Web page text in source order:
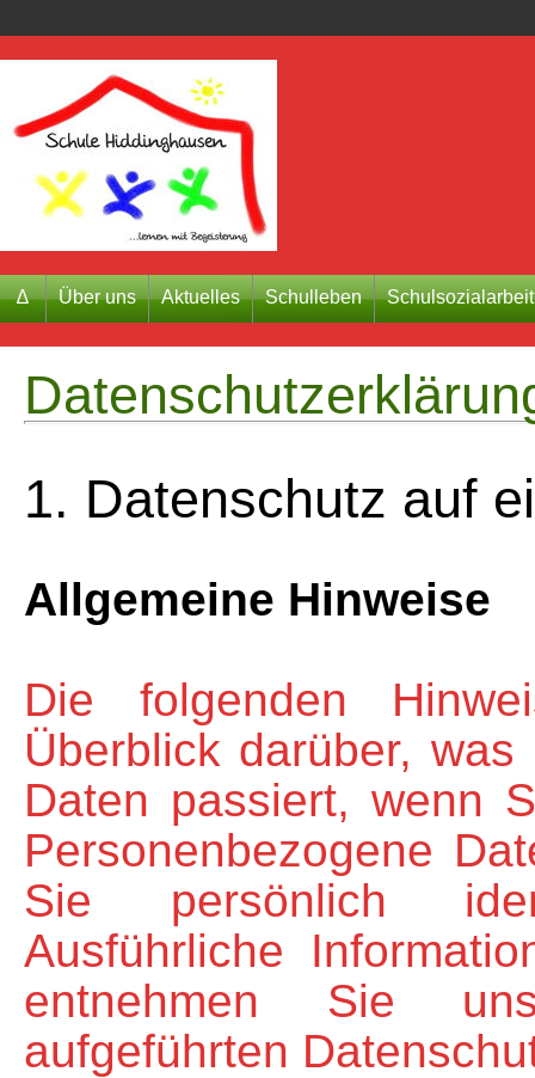
∆ Über uns Aktuelles Schulleben Schulsozialarbeit
1. Datenschutz auf
Allgemeine Hinweise
Die folgenden
Überblick darüber,
Daten passiert, wenn
Personenbezogene
Sie persönlich
Ausführliche
entnehmen Sie
aufgeführten